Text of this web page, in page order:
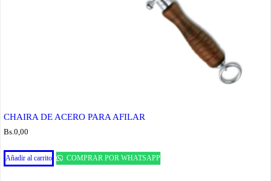
CHAIRA DE ACERO PARA AFILAR
Bs.0,00
Añadir al carrito COMPRAR POR WHATSAPP